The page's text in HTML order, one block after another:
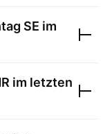
SE im
im letzten